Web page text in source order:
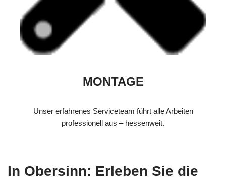
MONTAGE
Unser erfahrenes Serviceteam führt alle Arbeiten
professionell aus – hessenweit.
In Obersinn: Erleben Sie die